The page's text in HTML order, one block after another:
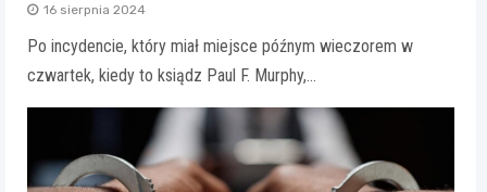
16 sierpnia 2024
Po incydencie, który miał miejsce późnym wieczorem w
czwartek, kiedy to ksiądz Paul F. Murphy,…